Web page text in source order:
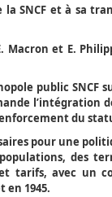
la SNCF et à sa
Macron et E.
public SNCF
l’intégration
du
pour une
des
tarifs, avec un
en 1945.